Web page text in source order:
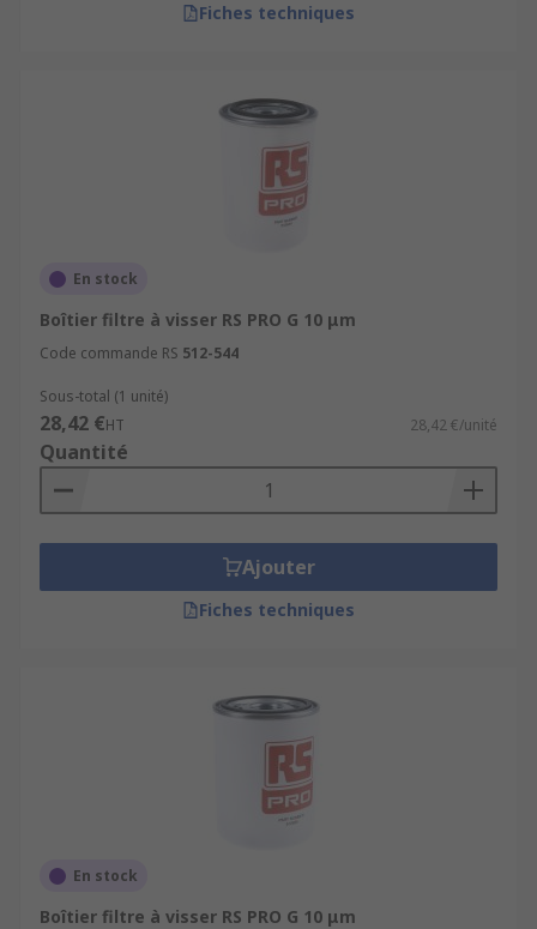
Fiches techniques
En stock
Boîtier filtre à visser RS PRO G 10 μm
Code commande RS 512-544
Sous-total (1 unité)
28,42 €HT 28,42 €/unité
Quantité
Ajouter
Fiches techniques
En stock
Boîtier filtre à visser RS PRO G 10 μm